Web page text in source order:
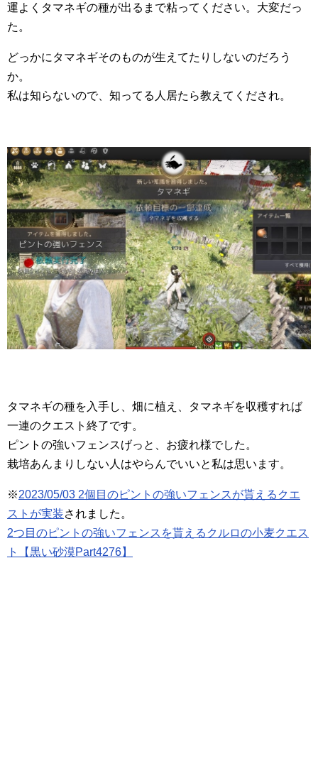
運よくタマネギの種が出るまで粘ってください。大変だっ
た。
どっかにタマネギそのものが生えてたりしないのだろう
か。
私は知らないので、知ってる人居たら教えてくだされ。
タマネギの種を入手し、畑に植え、タマネギを収穫すれば
一連のクエスト終了です。
ピントの強いフェンスげっと、お疲れ様でした。
栽培あんまりしない人はやらんでいいと私は思います。
※2023/05/03 2個目のピントの強いフェンスが貰えるクエ
ストが実装されました。
2つ目のピントの強いフェンスを貰えるクルロの小麦クエス
ト【黒い砂漠Part4276】